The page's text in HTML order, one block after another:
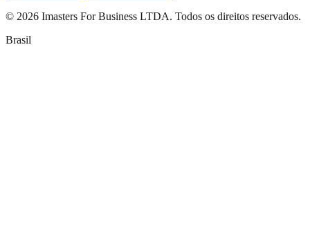
© 2026 Imasters For Business LTDA. Todos os direitos reservados.
Brasil